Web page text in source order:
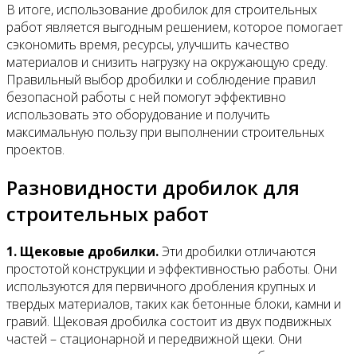
В итоге, использование дробилок для строительных
работ является выгодным решением, которое помогает
сэкономить время, ресурсы, улучшить качество
материалов и снизить нагрузку на окружающую среду.
Правильный выбор дробилки и соблюдение правил
безопасной работы с ней помогут эффективно
использовать это оборудование и получить
максимальную пользу при выполнении строительных
проектов.
Разновидности дробилок для
строительных работ
1. Щековые дробилки.Эти дробилки отличаются
простотой конструкции и эффективностью работы. Они
используются для первичного дробления крупных и
твердых материалов, таких как бетонные блоки, камни и
гравий. Щековая дробилка состоит из двух подвижных
частей – стационарной и передвижной щеки. Они